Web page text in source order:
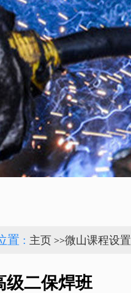
置 : 主页 >>微山课程设置
级二保焊班